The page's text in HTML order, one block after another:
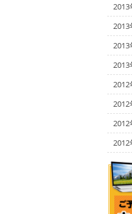
2013
2013
2013
2013
2012
2012
2012
2012